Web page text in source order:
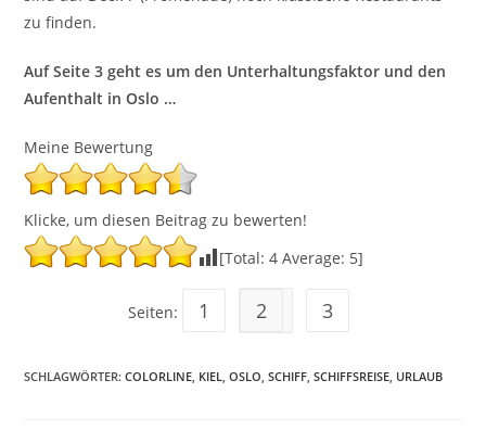
zu finden.
Auf Seite 3 geht es um den Unterhaltungsfaktor und den
Aufenthalt in Oslo …
Meine Bewertung
Klicke, um diesen Beitrag zu bewerten!
[Total:4 Average: 5]
Seiten: 1 2 3
SCHLAGWÖRTER:COLORLINE KIEL OSLO SCHIFF SCHIFFSREISE URLAUB